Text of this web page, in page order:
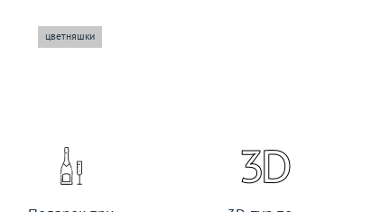
цветняшки